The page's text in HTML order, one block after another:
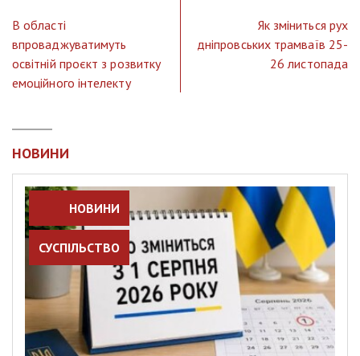
В області
впроваджуватимуть
освітній проєкт з розвитку
емоційного інтелекту
Як зміниться рух
дніпровських трамваїв 25-
26 листопада
НОВИНИ
НОВИНИ
СУСПІЛЬСТВО